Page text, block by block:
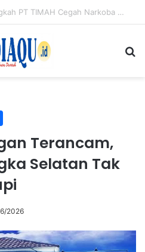
Cabut Sawit Pakai Uang Negara? Petani Serdang: Jangan Ada Persekongkolan
Terancam,
Selatan Tak
2026